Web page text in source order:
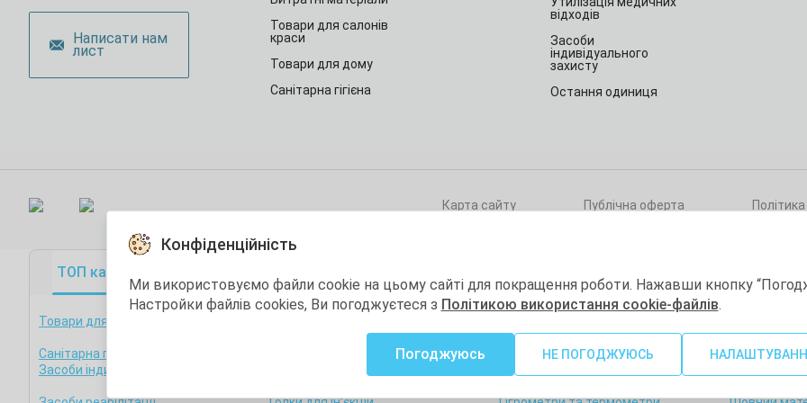
Написати нам
лист
Товари для салонів
краси
Товари для дому
Санітарна гігієна
відходів
Засоби
індивідуального
захисту
Остання одиниця
Карта сайту Публічна оферта
Конфіденційність
Ми використовуємо файли cookie на цьому сайті для покращення роботи. Нажавши кнопку
Настройки файлів cookies, Ви погоджуєтеся з Політикою використання cookie-файлів.
Погоджуюсь НЕ ПОГОДЖУЮСЬ
ТОП категорії
Товари для медзакладів
Санітарна гігієна Товари для стоматології Товари для лабораторій Краса та
Засоби індивідуального захисту
Хімічна дезінфекція та